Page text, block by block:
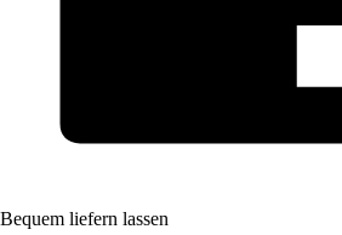
Bequem liefern lassen